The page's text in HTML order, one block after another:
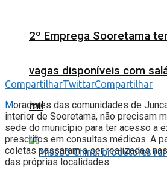
2º Emprega Sooretama
vagas disponíveis com
mil
CompartilharTwittarCompartilhar
Moradores das comunidades de
interior de Sooretama, não precisam
sede do município para ter acesso a
prescritos em consultas médicas. A
coletas passaram a ser realizadas
das próprias localidades.